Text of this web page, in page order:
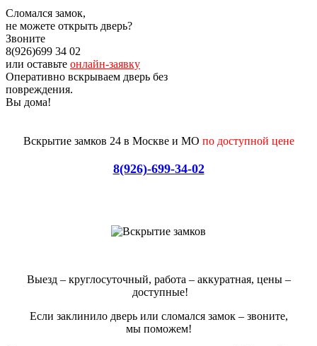
Сломался замок,
не можете открыть дверь?
Звоните
8(926)699 34 02
или оставьте онлайн-заявку
Оперативно вскрываем дверь без
повреждения.
Вы дома!
Вскрытие замков 24 в Москве и МО по доступной цене
8(926)-699-34-02
Выезд – круглосуточный, работа – аккуратная, цены –
доступные!
Если заклинило дверь или сломался замок – звоните,
мы поможем!